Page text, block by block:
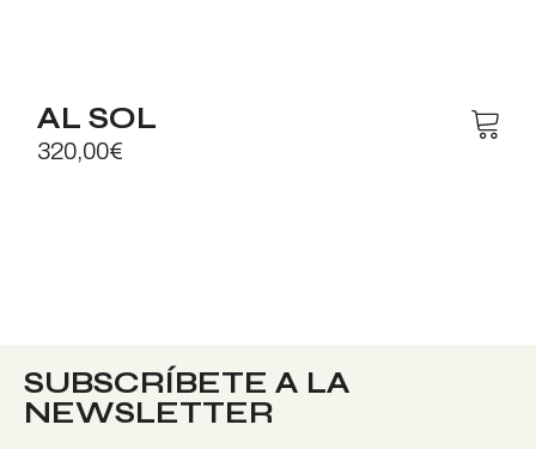
AL SOL
320,00€
SUBSCRÍBETE A LA
NEWSLETTER